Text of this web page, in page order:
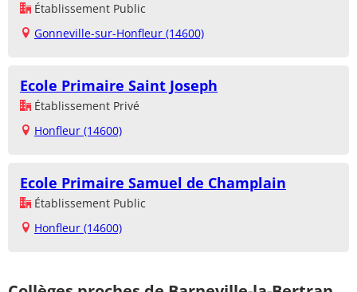
Établissement Public
Gonneville-sur-Honfleur (14600)
Ecole Primaire Saint Joseph
Établissement Privé
Honfleur (14600)
Ecole Primaire Samuel de Champlain
Établissement Public
Honfleur (14600)